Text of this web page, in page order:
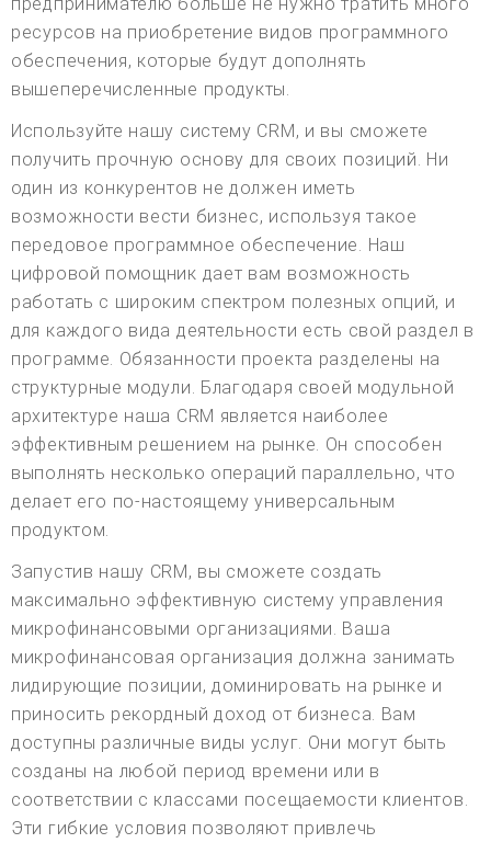
ресурсов на приобретение видов программного
обеспечения, которые будут дополнять
вышеперечисленные продукты.
Используйте нашу систему CRM, и вы сможете
получить прочную основу для своих позиций. Ни
один из конкурентов не должен иметь
возможности вести бизнес, используя такое
передовое программное обеспечение. Наш
цифровой помощник дает вам возможность
работать с широким спектром полезных опций, и
для каждого вида деятельности есть свой раздел в
программе. Обязанности проекта разделены на
структурные модули. Благодаря своей модульной
архитектуре наша CRM является наиболее
эффективным решением на рынке. Он способен
выполнять несколько операций параллельно, что
делает его по-настоящему универсальным
продуктом.
Запустив нашу CRM, вы сможете создать
максимально эффективную систему управления
микрофинансовыми организациями. Ваша
микрофинансовая организация должна занимать
лидирующие позиции, доминировать на рынке и
приносить рекордный доход от бизнеса. Вам
доступны различные виды услуг. Они могут быть
созданы на любой период времени или в
соответствии с классами посещаемости клиентов.
Эти гибкие условия позволяют привлечь